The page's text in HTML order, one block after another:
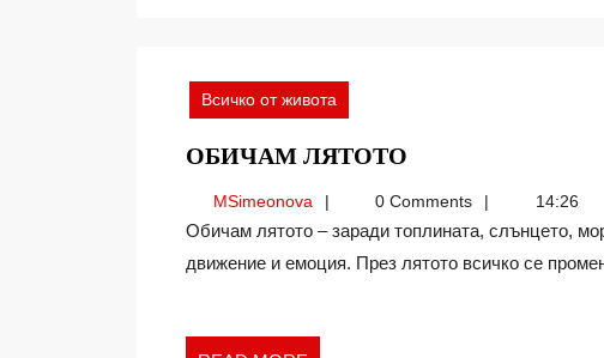
Всичко от живота
ОБИЧАМ ЛЯТОТО
MSimeonovaMSimeonova0 Comments 14:26
Обичам лятото – заради топлината, слънцето, морето, пътешествията. Лятото е живот,
движение и емоция. През лятото всичко се